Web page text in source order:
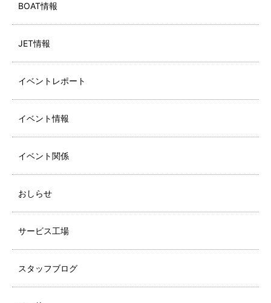
BOAT情報
JET情報
イベントレポート
イベント情報
イベント関係
おしらせ
サービス工場
スタッフブログ